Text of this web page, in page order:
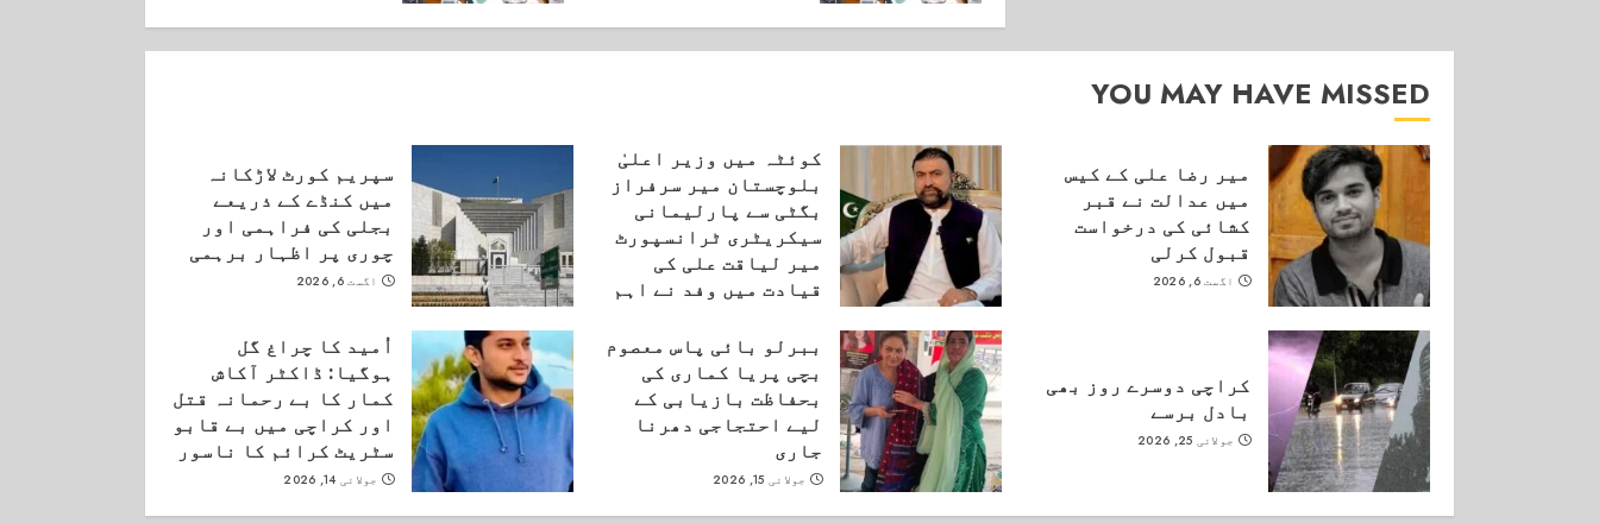
YOU MAY HAVE MISSED
میر رضا علی کے کیس
میں عدالت نے قبر
کشائی کی درخواست
قبول کرلی
اگست 6, 2026
کوئٹہ میں وزیر اعلیٰ
بلوچستان میر سرفراز
بگٹی سے پارلیمانی
سیکریٹری ٹرانسپورٹ
میر لیاقت علی کی
قیادت میں وفد نے اہم
اگست 6, 2026
سپریم کورٹ لاڑکانہ
میں کنڈے کے ذریعے
بجلی کی فراہمی اور
چوری پر اظہار برہمی
اگست 6, 2026
کراچی دوسرے روز بھی
بادل برسے
جولائی 25, 2026
ببرلو بائی پاس معصوم
بچی پریا کماری کی
بحفاظت بازیابی کے
لیے احتجاجی دھرنا
جاری
جولائی 15, 2026
اُمید کا چراغ گل
ہوگیا: ڈاکٹر آکاش
کمار کا بے رحمانہ قتل
اور کراچی میں بے قابو
سٹریٹ کرائم کا ناسور
جولائی 14, 2026